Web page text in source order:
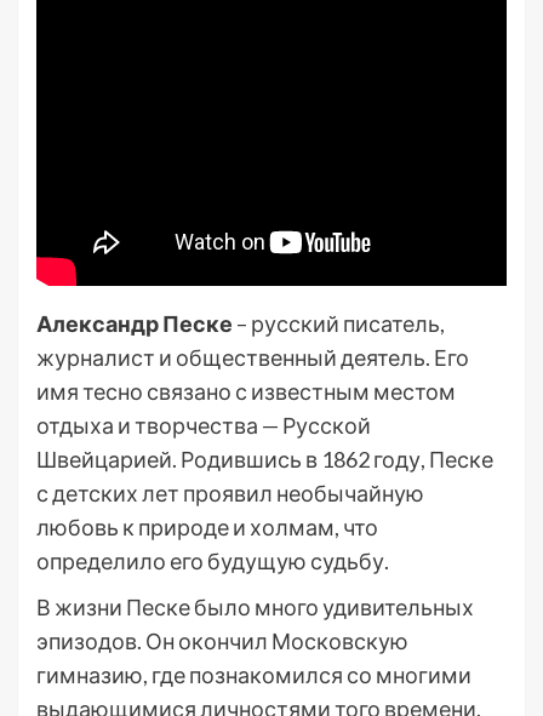
Александр Песке – русский писатель,
журналист и общественный деятель. Его
имя тесно связано с известным местом
отдыха и творчества — Русской
Швейцарией. Родившись в 1862 году, Песке
с детских лет проявил необычайную
любовь к природе и холмам, что
определило его будущую судьбу.
В жизни Песке было много удивительных
эпизодов. Он окончил Московскую
гимназию, где познакомился со многими
выдающимися личностями того времени.